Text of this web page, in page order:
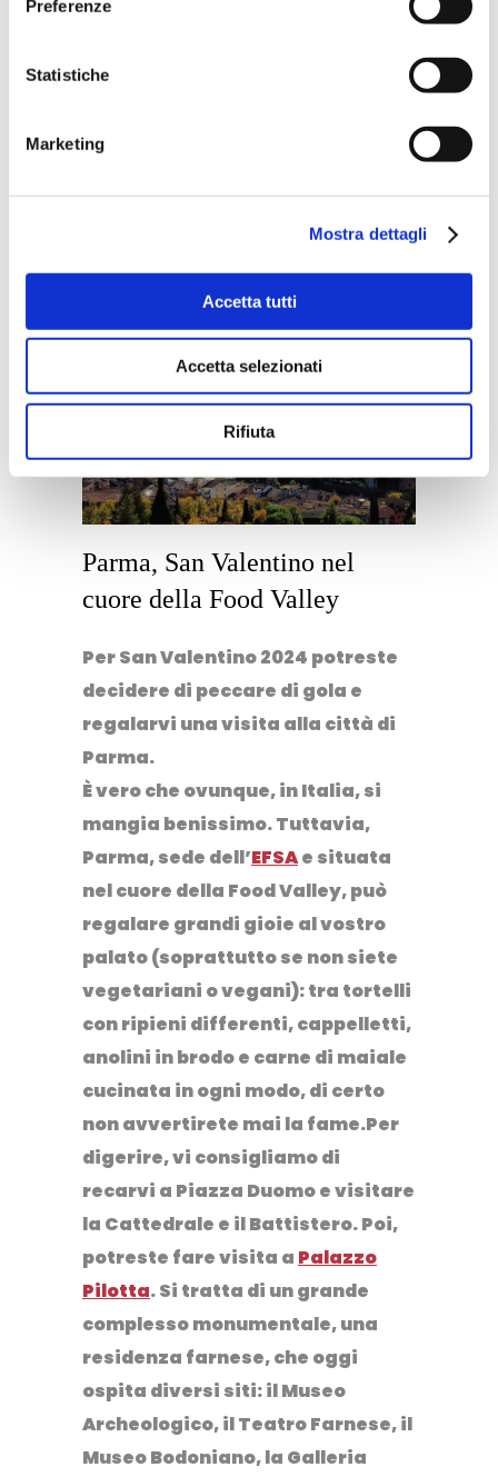
Preferenze
Statistiche
Marketing
Mostra dettagli
Accetta tutti
Accetta selezionati
Rifiuta
Insomma, San Valentino è
l’occasione giusta per
scoprire Verona,
Parma, San Valentino nel
cuore della Food Valley
Per San Valentino 2024 potreste
decidere di peccare di gola e
regalarvi una visita alla città di
Parma.
È vero che ovunque, in Italia, si
mangia benissimo. Tuttavia,
Parma, sede dell’EFSAe situata
nel cuore della Food Valley, può
regalare grandi gioie al vostro
palato (soprattutto se non siete
vegetariani o vegani): tra tortelli
con ripieni differenti, cappelletti,
anolini in brodo e carne di maiale
cucinata in ogni modo, di certo
non avvertirete mai la fame.Per
digerire, vi consigliamo di
recarvi a Piazza Duomo e visitare
la Cattedrale e ilBattistero. Poi,
potreste fare visita a Palazzo
Pilotta. Si tratta di un grande
complesso monumentale, una
residenza farnese, che oggi
ospita diversi siti: il Museo
Archeologico, il Teatro Farnese, il
Museo Bodoniano, la Galleria